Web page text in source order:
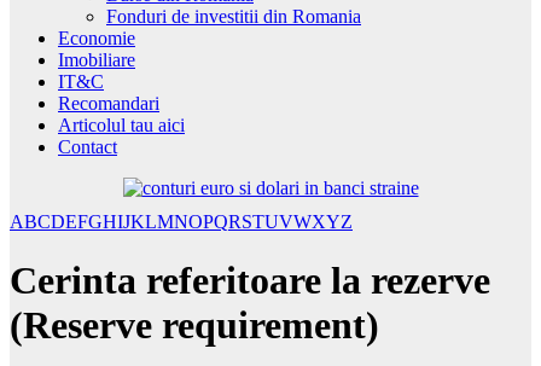
Fonduri de investitii din Romania
Economie
Imobiliare
IT&C
Recomandari
Articolul tau aici
Contact
ABCDEFGHIJKLMNOPQRSTUVWXYZ
Cerinta referitoare la rezerve
(Reserve requirement)